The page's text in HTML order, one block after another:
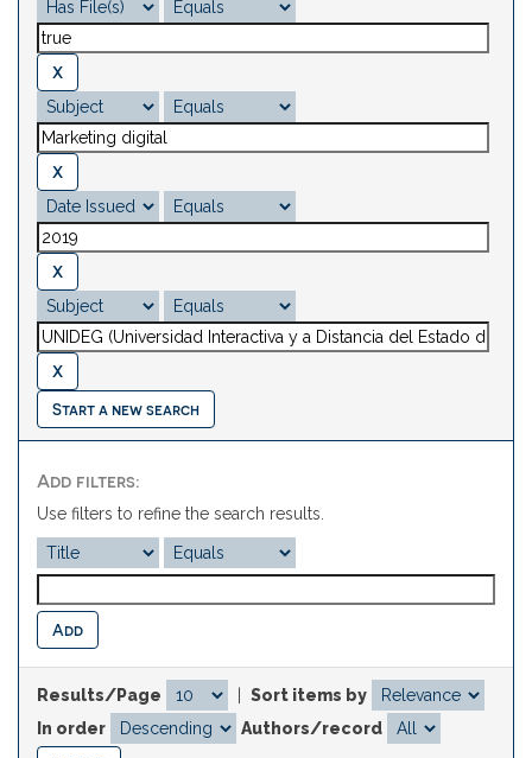
Start a new search
Add filters:
Use filters to refine the search results.
Results/Page
Sort items by
In order
Authors/record